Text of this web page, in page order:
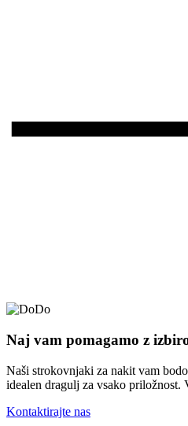
Naj vam pomagamo z
Naši strokovnjaki za nakit vam
idealen dragulj za vsako priložnost.
Kontaktirajte nas